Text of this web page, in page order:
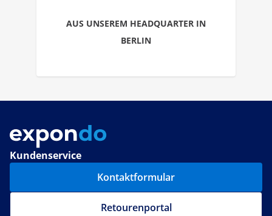
AUS UNSEREM HEADQUARTER IN
BERLIN
Kundenservice
Kontaktformular
Retourenportal